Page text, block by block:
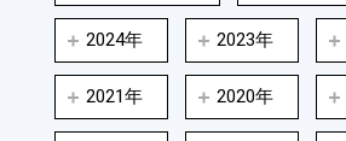
2024年 2023年
2021年 2020年